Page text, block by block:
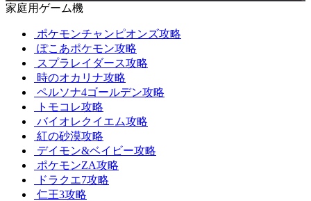
家庭用ゲーム機
ポケモンチャンピオンズ攻略
ぽこあポケモン攻略
スプラレイダース攻略
時のオカリナ攻略
ペルソナ4ゴールデン攻略
トモコレ攻略
バイオレクイエム攻略
紅の砂漠攻略
デイモン&ベイビー攻略
ポケモンZA攻略
ドラクエ7攻略
仁王3攻略